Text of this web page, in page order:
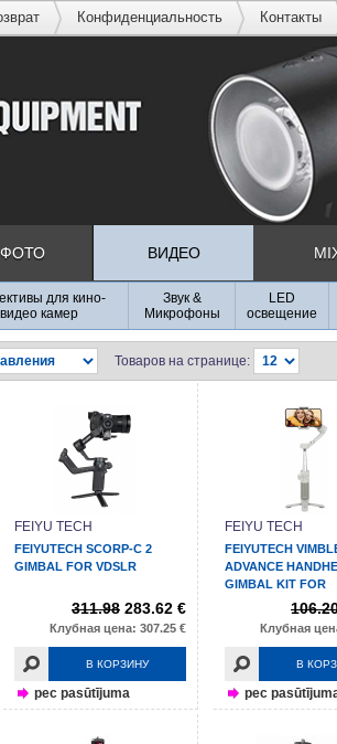
Конфиденциальность Контакты
ФОТО ВИДЕО
для кино-
видео камер
Звук &
Микрофоны
LED
освещение
Товаров на странице:
FEIYU TECH
FEIYUTECH SCORP-C 2
GIMBAL FOR VDSLR
311.98 283.62 €
Клубная цена: 307.25 €
В КОРЗИНУ
pec pasūtījuma
FEIYU TECH
FEIYUTECH
ADVANCE
GIMBAL KIT FOR
SMARTPHONES
Клубная
В
pec